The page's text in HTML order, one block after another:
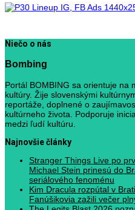
Niečo o nás
Bombing
Portál BOMBING sa orientuje na
kultúry. Žije slovenskými
reportáže, doplnené o
kultúrneho života. Podporuje
medzi ľudí kultúru.
Najnovšie články
Stranger Things Live po
Michael Stein prinesú do
seriálového fenoménu
Kim Dracula rozpútal v
Fanúšikovia zažili večer